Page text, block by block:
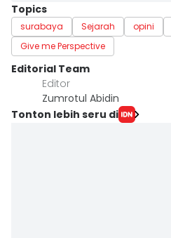
Topics
surabaya Sejarah opini
Give me Perspective
Editorial Team
Editor
Zumrotul Abidin
Tonton lebih seru di